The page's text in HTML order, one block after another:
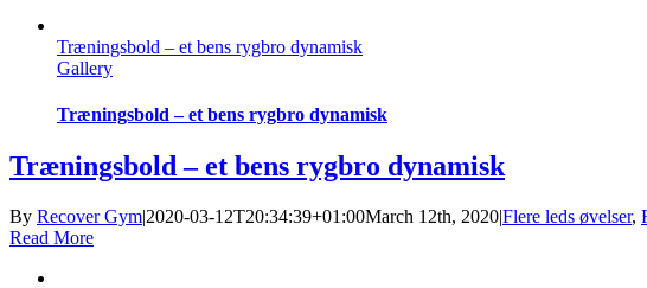
Træningsbold – et bens rygbro dynamisk
Gallery
Træningsbold – et bens rygbro dynamisk
Træningsbold – et bens rygbro dynamisk
By Recover Gym|2020-03-12T20:34:39+01:00March 12th, 2020|Flere leds øvelser,
Read More